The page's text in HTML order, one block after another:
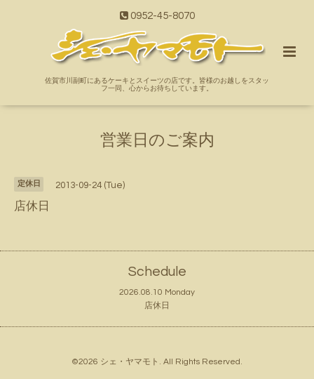
0952-45-8070
佐賀市川副町にあるケーキとスイーツの店です。皆様のお越しをスタッ
フ一同、心からお待ちしています。
営業日のご案内
定休日 2013-09-24 (Tue)
店休日
Schedule
2026.08.10 Monday
店休日
©2026 シェ・ヤマモト . All Rights Reserved.